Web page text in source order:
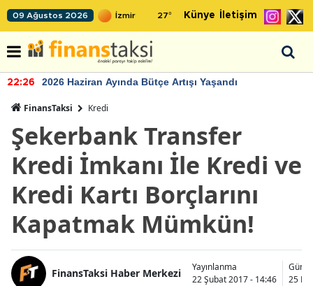
09 Ağustos 2026 27° Künye İletişim
22:26 2026 Haziran Ayında Bütçe Artışı Yaşandı
FinansTaksi Kredi
Şekerbank Transfer
Kredi İmkanı İle Kredi ve
Kredi Kartı Borçlarını
Kapatmak Mümkün!
FinansTaksi Haber Merkezi
Yayınlanma
22 Şubat 2017 - 14:46
25